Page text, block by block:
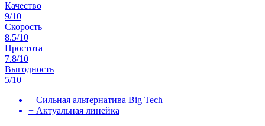
Качество
9/10
Скорость
8.5/10
Простота
7.8/10
Выгодность
5/10
+ Сильная альтернатива Big Tech
+ Актуальная линейка